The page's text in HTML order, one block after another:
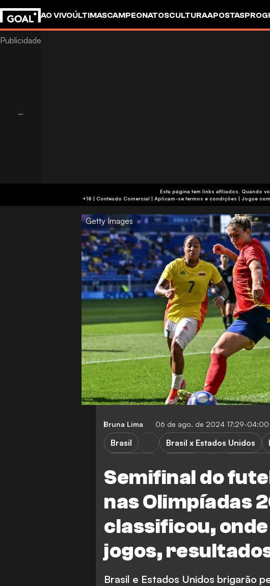
AO VIVOÚLTIMASCAMPEONATOSCULTURAAPOSTAS
Esta página tem links afiliados. Quando
+18 | Conteúdo Comercial | Aplicam-se termos e condições |
Getty Images
Bruna Lima 06 de ago. de 2024 17:29-04:00
Semifinal do
nas Olimpíadas
classificou,
jogos,
Brasil Brasil x Estados Unidos
Alemanha
Japão
Estados Unidos x Alemanha
Brasil e Estados Unidos brigarão